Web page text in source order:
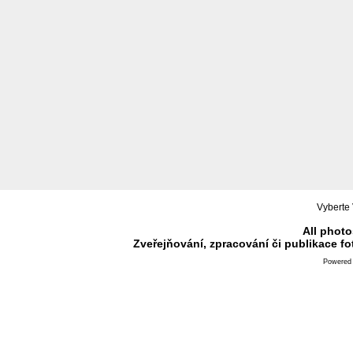
Vyberte
All
Zveřejňování, zpracování či publikace